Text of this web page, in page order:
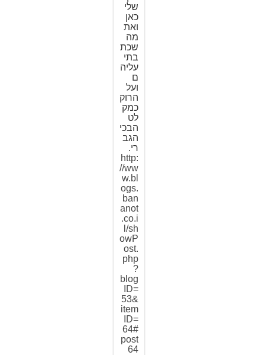
שלי
כאן
ואת
מה
שכת
בתי
עליה
ם
ועל
הרוק
כמק
לט
הבכי
הגב
רי.
http:
//ww
w.bl
ogs.
ban
anot
.co.i
l/sh
owP
ost.
php
?
blog
ID=
53&
item
ID=
64#
post
64